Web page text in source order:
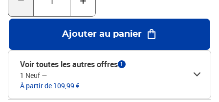
savoir :Un matelas n'est pas inclus avec ce lit. Nous offrons une
sélection variée de matelas. Vous pouvez consulter notre boutique
pour trouver un matelas assorti.Couleur : chêne marronMatériau :
bois d'ingénierie et acierDimensions totales : 196 x 147 x 91,5 cm
(L x l x H)Hauteur libre sous le lit : 27 cmDimensions du matelas
correspondant : 140 x 190 cm (l x L) (matelas est non inclus)Avec
tête de lit et pied de litAssemblage requis : oui
Ajouter au panier
Voir toutes les autres offres 1
1 Neuf —
À partir de 109,99 €